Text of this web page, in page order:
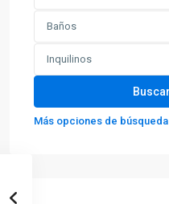
Baños
Inquilinos
Más opciones de búsqueda